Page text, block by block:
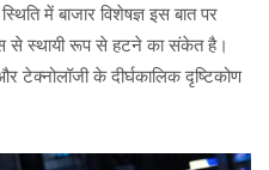
में बाजार विशेषज्ञ इस बात पर
से स्थायी रूप से हटने का संकेत है।
टेक्नोलॉजी के दीर्घकालिक दृष्टिकोण